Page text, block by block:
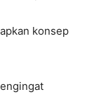
konsep